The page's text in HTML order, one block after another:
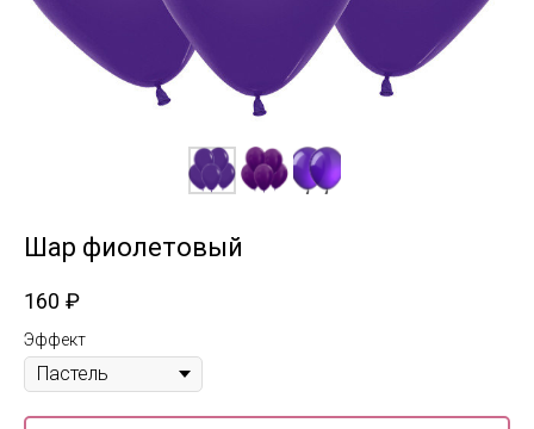
Шар фиолетовый
160 ₽
Эффект